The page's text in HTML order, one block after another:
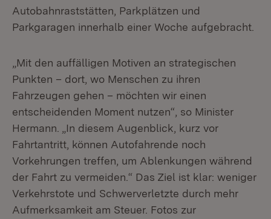
Autobahnraststätten, Parkplätzen und
Parkgaragen innerhalb einer Woche aufgebracht.
„Mit den auffälligen Motiven an strategischen
Punkten – dort, wo Menschen zu ihren
Fahrzeugen gehen – möchten wir einen
entscheidenden Moment nutzen“, so Minister
Hermann. „In diesem Augenblick, kurz vor
Fahrtantritt, können Autofahrende noch
Vorkehrungen treffen, um Ablenkungen während
der Fahrt zu vermeiden.“ Das Ziel ist klar: weniger
Verkehrstote und Schwerverletzte durch mehr
Aufmerksamkeit am Steuer. Fotos zur